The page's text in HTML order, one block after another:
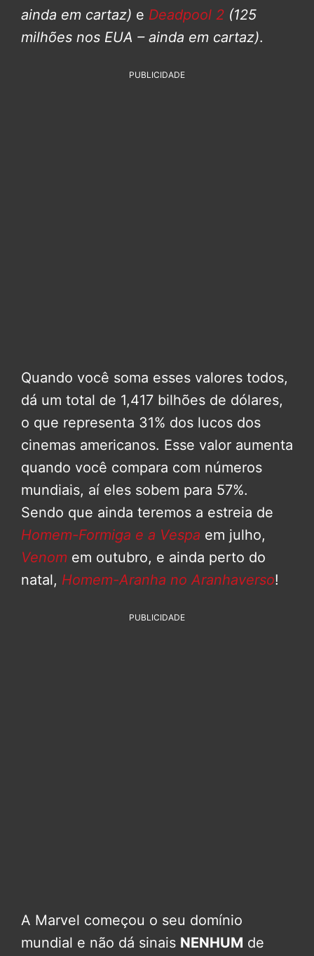
ainda em cartaz) e Deadpool 2 (125
milhões nos EUA – ainda em cartaz).
PUBLICIDADE
Quando você soma esses valores todos,
dá um total de 1,417 bilhões de dólares,
o que representa 31% dos lucos dos
cinemas americanos. Esse valor aumenta
quando você compara com números
mundiais, aí eles sobem para 57%.
Sendo que ainda teremos a estreia de
Homem-Formiga e a Vespa em julho,
Venom em outubro, e ainda perto do
natal, Homem-Aranha no Aranhaverso!
PUBLICIDADE
A Marvel começou o seu domínio
mundial e não dá sinais NENHUM de